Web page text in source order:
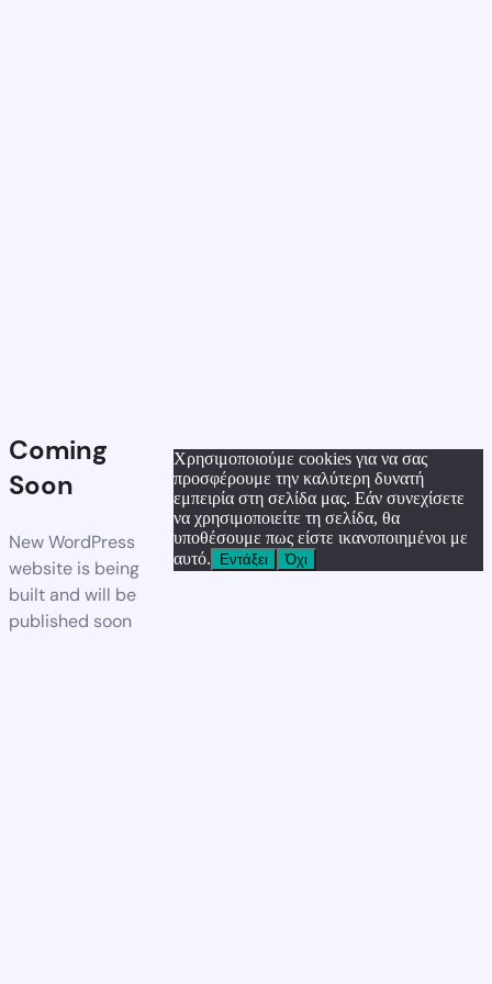
Coming
Soon
New WordPress
website is being
built and will be
published soon
Χρησιμοποιούμε cookies για να σας
προσφέρουμε την καλύτερη δυνατή
εμπειρία στη σελίδα μας. Εάν συνεχίσετε
να χρησιμοποιείτε τη σελίδα, θα
υποθέσουμε πως είστε ικανοποιημένοι με
αυτό.
Εντάξει Όχι